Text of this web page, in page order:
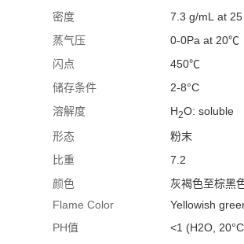
密度
7.3 g/mL at 25
蒸气压
0-0Pa at 20℃
闪点
450℃
储存条件
2-8°C
溶解度
H2O: soluble
形态
粉末
比重
7.2
颜色
灰褐色至棕黑
Flame Color
Yellowish
PH值
<1 (H2O,